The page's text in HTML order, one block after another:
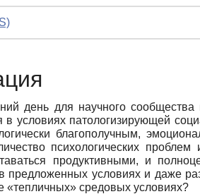
день для научного
в условиях патологизирующей
благополучным,
психологических
продуктивными, и
предложенных условиях и даже
«тепличных» средовых условиях?